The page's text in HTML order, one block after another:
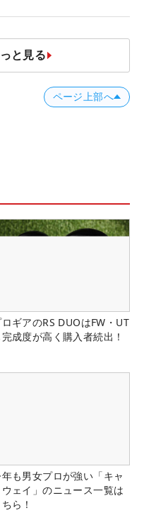
と見る
ページ上部へ
ギアのRS DUOはFW・UT
完成度が高く購入者続出！
も男女プロが強い「キャ
ウェイ」のニュース一覧は
ら！